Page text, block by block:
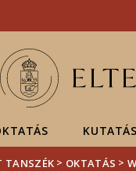
KUTATÁS
TANSZÉK > OKTATÁS >